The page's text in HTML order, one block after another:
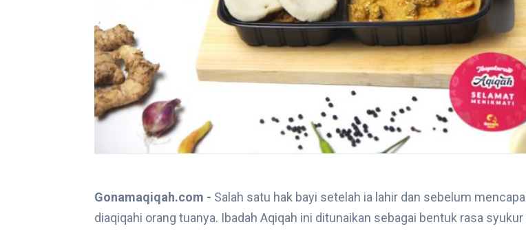
Gonamaqiqah.com - Salah satu hak bayi setelah ia lahir dan sebelum
diaqiqahi orang tuanya. Ibadah Aqiqah ini ditunaikan sebagai bentuk rasa